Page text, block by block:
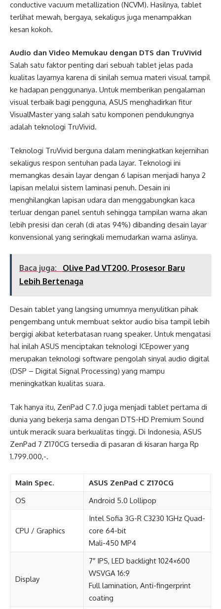
conductive vacuum metallization (NCVM). Hasilnya, tablet
terlihat mewah, bergaya, sekaligus juga menampakkan
kesan kokoh.
Audio dan Video Memukau dengan DTS dan TruVivid
Salah satu faktor penting dari sebuah tablet jelas pada
kualitas layarnya karena di sinilah semua materi visual tampil
ke hadapan penggunanya. Untuk memberikan pengalaman
visual terbaik bagi pengguna, ASUS menghadirkan fitur
VisualMaster yang salah satu komponen pendukungnya
adalah teknologi TruVivid.
Teknologi TruVivid berguna dalam meningkatkan kejernihan
sekaligus respon sentuhan pada layar. Teknologi ini
memangkas desain layar dengan 6 lapisan menjadi hanya 2
lapisan melalui sistem laminasi penuh. Desain ini
menghilangkan lapisan udara dan menggabungkan kaca
terluar dengan panel sentuh sehingga tampilan warna akan
lebih presisi dan cerah (di atas 94%) dibanding desain layar
konvensional yang seringkali memudarkan warna aslinya.
Baca juga:
Olive Pad VT200, Prosesor Baru
Lebih Bertenaga
Desain tablet yang langsing umumnya menyulitkan pihak
pengembang untuk membuat sektor audio bisa tampil lebih
bergigi akibat keterbatasan ruang speaker. Untuk mengatasi
hal inilah ASUS menciptakan teknologi ICEpower yang
merupakan teknologi software pengolah sinyal audio digital
(DSP – Digital Signal Processing) yang mampu
meningkatkan kualitas suara.
Tak hanya itu, ZenPad C 7.0 juga menjadi tablet pertama di
dunia yang bekerja sama dengan DTS-HD Premium Sound
untuk meracik suara berkualitas tinggi. Di Indonesia, ASUS
ZenPad 7 Z170CG tersedia di pasaran di kisaran harga Rp
1.799.000,-.
Main Spec.
ASUS ZenPad C Z170CG
OS
Android 5.0 Lollipop
CPU / Graphics
Intel Sofia 3G-R C3230 1GHz Quad-
core 64-bit
Mali-450 MP4
Display
7″ IPS, LED backlight 1024×600
WSVGA 16:9
Full lamination, Anti-fingerprint
coating